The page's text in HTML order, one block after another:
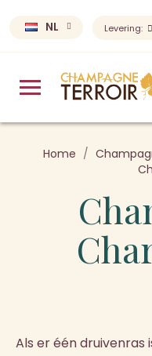
NL Levering:
Home
Als er één druivenras